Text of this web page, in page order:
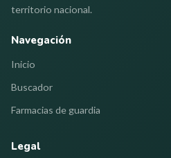
territorio nacional.
Navegación
Inicio
Buscador
Farmacias de guardia
Legal